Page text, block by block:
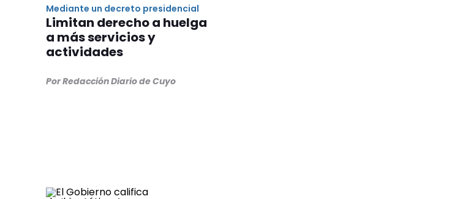
Mediante un decreto presidencial
Limitan derecho a huelga
a más servicios y
actividades
Por Redacción Diario de Cuyo